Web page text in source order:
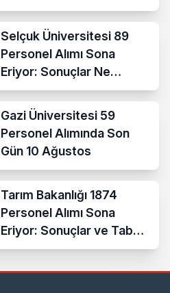
Selçuk Üniversitesi 89
Personel Alımı Sona
Eriyor: Sonuçlar Ne
Zaman?
Gazi Üniversitesi 59
Personel Alımında Son
Gün 10 Ağustos
Tarım Bakanlığı 1874
Personel Alımı Sona
Eriyor: Sonuçlar ve Taban
KPSS Ne Zaman?